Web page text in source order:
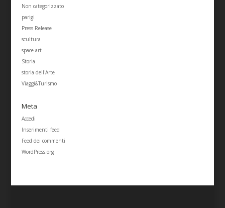
Non categorizzato
parigi
Press Release
scultura
space art
Storia
storia dell'Arte
Viaggi&Turismo
Meta
Accedi
Inserimenti feed
Feed dei commenti
WordPress.org